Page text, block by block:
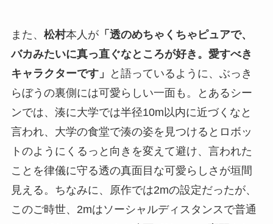
また、 松村本人が「透のめちゃくちゃピュアで、
バカみたいに真っ直ぐなところが好き。愛すべき
キャラクターです」
と語っているように、ぶっき
らぼうの裏側には可愛らしい一面も。とあるシー
ンでは、湊に大学では半径10m以内に近づくなと
言われ、大学の食堂で湊の姿を見つけるとロボッ
トのようにくるっと向きを変えて避け、言われた
ことを律儀に守る透の真面目な可愛らしさが垣間
見える。ちなみに、原作では2mの設定だったが、
このご時世、2mはソーシャルディスタンスで普通